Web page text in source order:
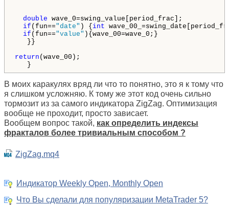
double wave_0=swing_value[period_frac];
if (fun=="date" ) { int
if (fun=="value" ){wave_00=wave_0;}
}}
return (wave_00);
В моих каракулях вряд ли что то понятно, это я к тому что
я слишком усложняю. К тому же этот код очень сильно
тормозит из за самого индикатора ZigZag. Оптимизация
вообще не проходит, просто зависает.
Вообщем вопрос такой, как определить индексы
фракталов более тривиальным способом ?
ZigZag.mq4
Индикатор Weekly Open, Monthly Open
Что Вы сделали для популяризации MetaTrader 5?